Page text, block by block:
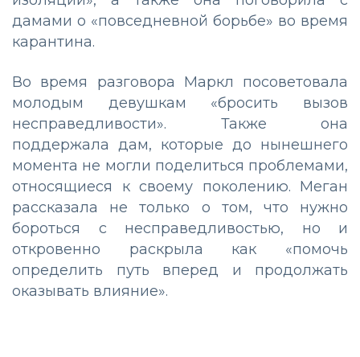
дамами о «повседневной борьбе» во время
карантина.
Во время разговора Маркл посоветовала
молодым девушкам «бросить вызов
несправедливости». Также она
поддержала дам, которые до нынешнего
момента не могли поделиться проблемами,
относящиеся к своему поколению. Меган
рассказала не только о том, что нужно
бороться с несправедливостью, но и
откровенно раскрыла как «помочь
определить путь вперед и продолжать
оказывать влияние».